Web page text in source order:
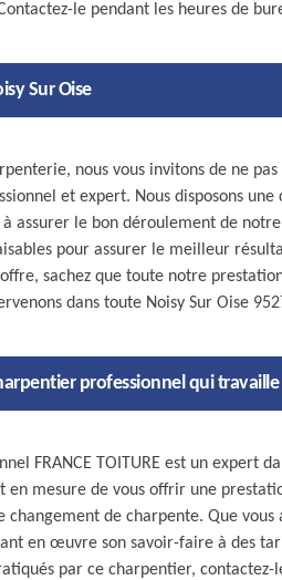
le pendant les heures de
Sur Oise
nous vous invitons de ne pas
et expert. Nous disposons
assurer le bon déroulement de
pour assurer le meilleur
sachez que toute notre
dans toute Noisy Sur Oise
professionnel qui
FRANCE TOITURE est un expert
en mesure de vous offrir une
changement de charpente. Que vous
en œuvre son savoir-faire à des
par ce charpentier,